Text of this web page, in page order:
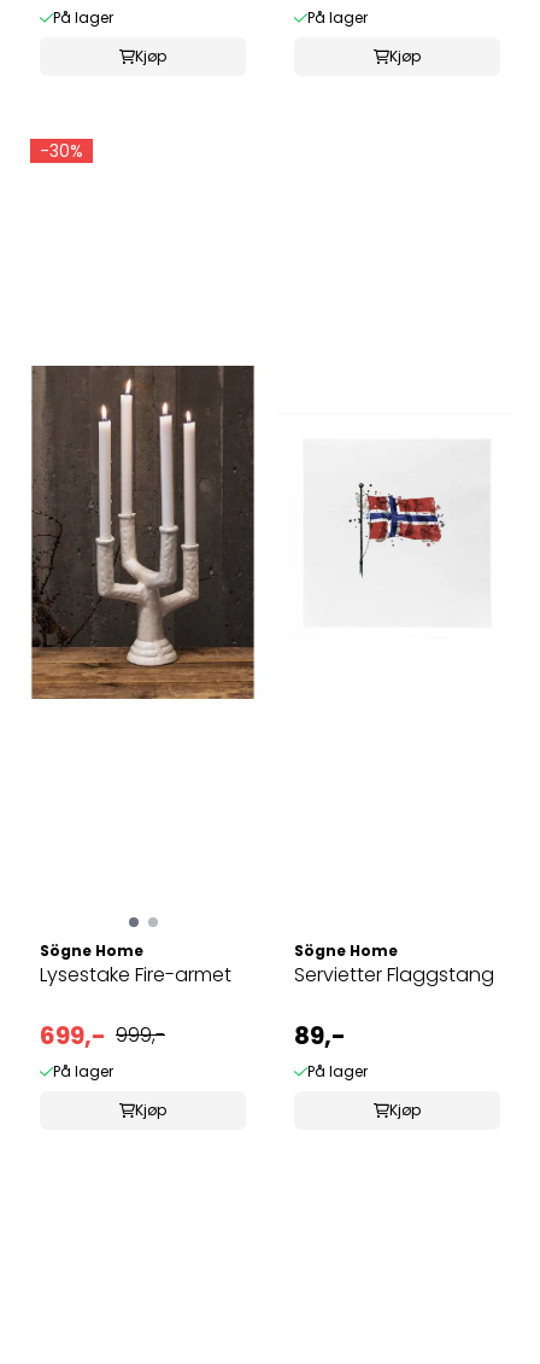
På lager
Kjøp
På lager
Kjøp
-30%
Sögne Home
Lysestake Fire-armet
699,- 999,-
På lager
Kjøp
Sögne Home
Servietter Flaggstang
89,-
På lager
Kjøp